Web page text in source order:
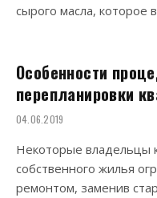
сырого масла, которое
Особенности
перепланировки
04.06.2019
Некоторые владельцы
собственного жилья
ремонтом, заменив